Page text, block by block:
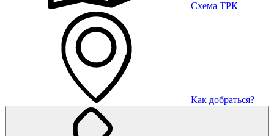
Схема ТРК
Как добраться?